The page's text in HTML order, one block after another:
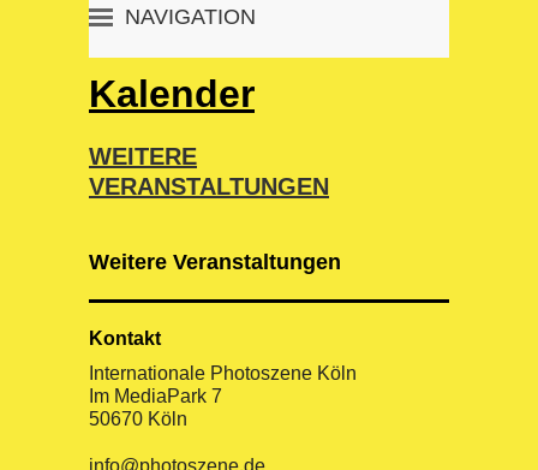
NAVIGATION
« PHOTOSZENE HOME
DAS FESTIVAL
DIE AUSSTELLUNGEN
DAS PROGRAMM
KÜNSTLERINDEX
ARTIST MEETS ARCHIVE!
SYMPOSIUM
#SHOTSOMEMUSIC
Kalender
WEITERE
VERANSTALTUNGEN
Weitere Veranstaltungen
Kontakt
Internationale Photoszene Köln
Im MediaPark 7
50670 Köln
info@photoszene.de